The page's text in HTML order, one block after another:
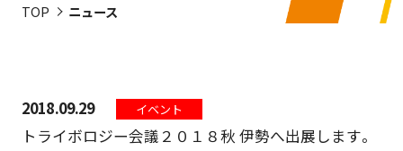
TOP ニュース
2018.09.29 イベント
トライボロジー会議２０１８秋 伊勢へ出展します。